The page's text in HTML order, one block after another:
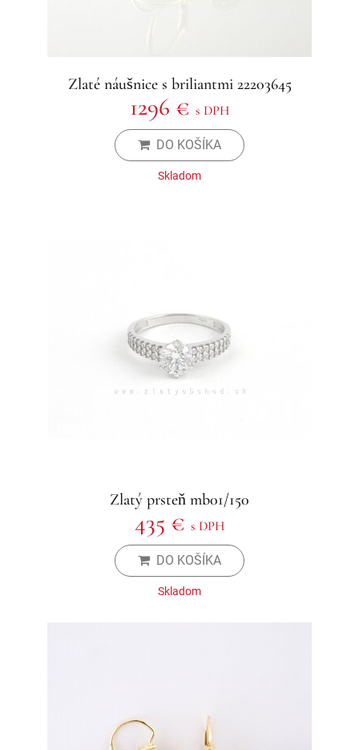
Zlaté náušnice s briliantmi 22203645
1296 € s DPH
DO KOŠÍKA
Skladom
Zlatý prsteň mb01/150
435 € s DPH
DO KOŠÍKA
Skladom